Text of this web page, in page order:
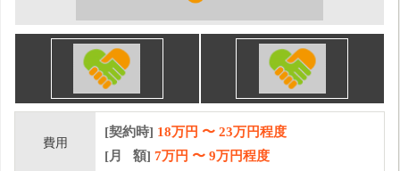
費用
[契約時] 18万円 〜 23万円程度
[月 額] 7万円 〜 9万円程度